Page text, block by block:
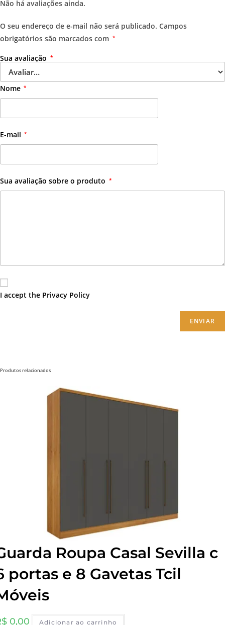
Não há avaliações ainda.
O seu endereço de e-mail não será publicado. Campos
obrigatórios são marcados com *
Sua avaliação *
Nome *
E-mail *
Sua avaliação sobre o produto *
I accept the Privacy Policy
ENVIAR
Produtos relacionados
Roupa Casal Sevilla c
portas e 8 Gavetas Tcil
0,00 Adicionar ao carrinho